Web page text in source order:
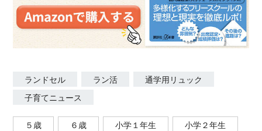
ランドセル ラン活
通学用リュック
子育てニュース
５歳 ６歳 小学１年生
小学２年生